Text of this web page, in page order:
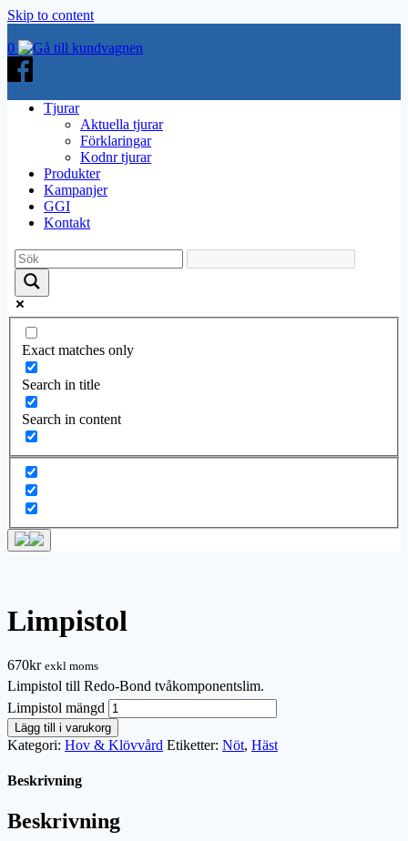
Skip to content
0
Tjurar
Aktuella tjurar
Förklaringar
Kodnr tjurar
Produkter
Kampanjer
GGI
Kontakt
Exact matches only
Search in title
Search in content
Limpistol
670kr exkl moms
Limpistol till Redo-Bond tvåkomponentslim.
Limpistol mängd
Lägg till i varukorg
Kategori: Hov & Klövvård Etiketter: Nöt, Häst
Beskrivning
Beskrivning